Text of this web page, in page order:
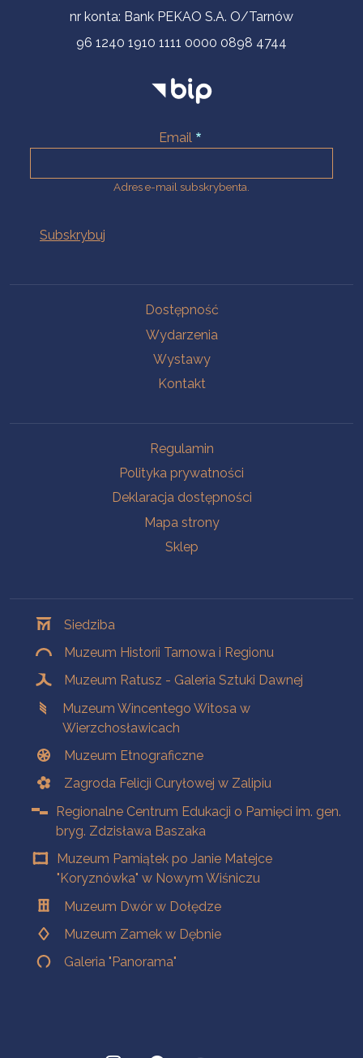
nr konta: Bank PEKAO S.A. O/Tarnów
96 1240 1910 1111 0000 0898 4744
Email
Adres e-mail subskrybenta.
Dostępność
Wydarzenia
Wystawy
Kontakt
Regulamin
Polityka prywatności
Deklaracja dostępności
Mapa strony
Sklep
Siedziba
Muzeum Historii Tarnowa i Regionu
Muzeum Ratusz - Galeria Sztuki Dawnej
Muzeum Wincentego Witosa w
Wierzchosławicach
Muzeum Etnograficzne
Zagroda Felicji Curyłowej w Zalipiu
Regionalne Centrum Edukacji o Pamięci im. gen.
bryg. Zdzisława Baszaka
Muzeum Pamiątek po Janie Matejce
"Koryznówka" w Nowym Wiśniczu
Muzeum Dwór w Dołędze
Muzeum Zamek w Dębnie
Galeria "Panorama"